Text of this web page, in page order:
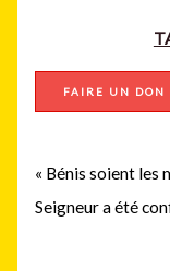
FAIRE UN DON
« Bénis soient les
Seigneur a été